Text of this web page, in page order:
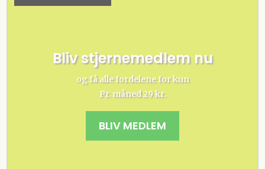
Bliv stjernemedlem nu
og få alle fordelene for kun
Pr. måned 29 kr.
BLIV MEDLEM